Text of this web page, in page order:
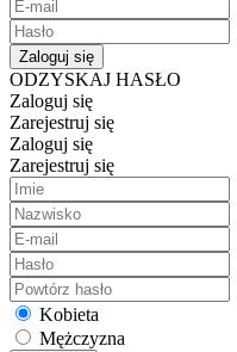
Zaloguj się
ODZYSKAJ HASŁO
Zaloguj się
Zarejestruj się
Zaloguj się
Zarejestruj się
Kobieta
Mężczyzna